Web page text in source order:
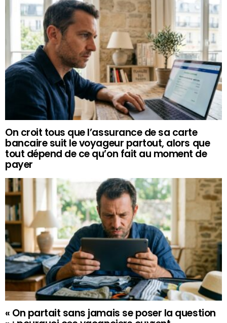
On croit tous que l’assurance de sa carte
bancaire suit le voyageur partout, alors que
tout dépend de ce qu’on fait au moment de
payer
« On partait sans jamais se poser la question